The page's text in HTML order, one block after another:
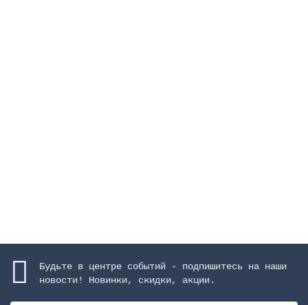
Будьте в центре событий - подпишитесь на наши
новости! Новинки, скидки, акции.